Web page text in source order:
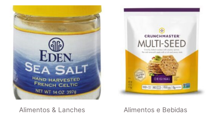
Alimentos & Lanches Alimentos e Bebidas